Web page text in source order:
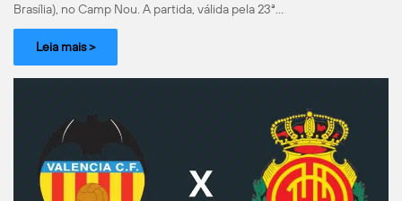
Brasília), no Camp Nou. A partida, válida pela 23ª…
Leia mais >